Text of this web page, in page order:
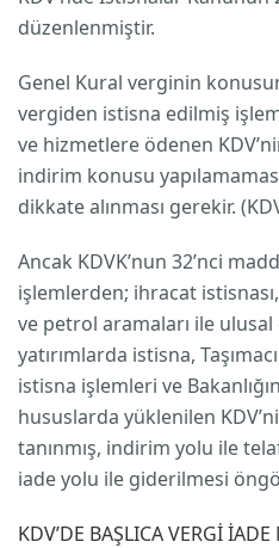
düzenlenmiştir.
Genel Kural verginin
vergiden istisna edilmiş
ve hizmetlere ödenen
indirim konusu
dikkate alınması gerekir.
Ancak KDVK’nun 32’nci
işlemlerden; ihracat
ve petrol aramaları ile
yatırımlarda istisna,
istisna işlemleri ve
hususlarda yüklenilen
tanınmış, indirim yolu ile
iade yolu ile giderilmesi
KDV’DE BAŞLICA VERGİ